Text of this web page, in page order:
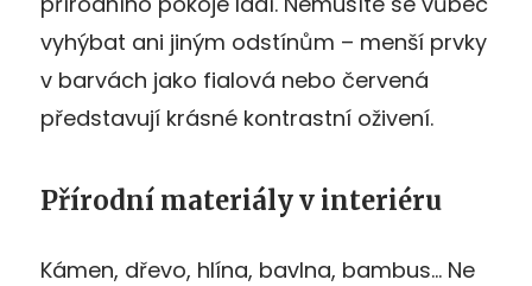
vyhýbat ani jiným odstínům – menší prvky
v barvách jako fialová nebo červená
představují krásné kontrastní oživení.
Přírodní materiály v interiéru
Kámen, dřevo, hlína, bavlna, bambus… Ne